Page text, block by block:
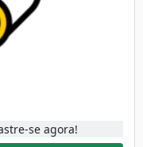
se agora!